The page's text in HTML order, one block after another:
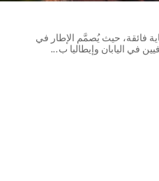
فائقة، حيث يُصمَّم الإطار في
في اليابان وإيطاليا ب...